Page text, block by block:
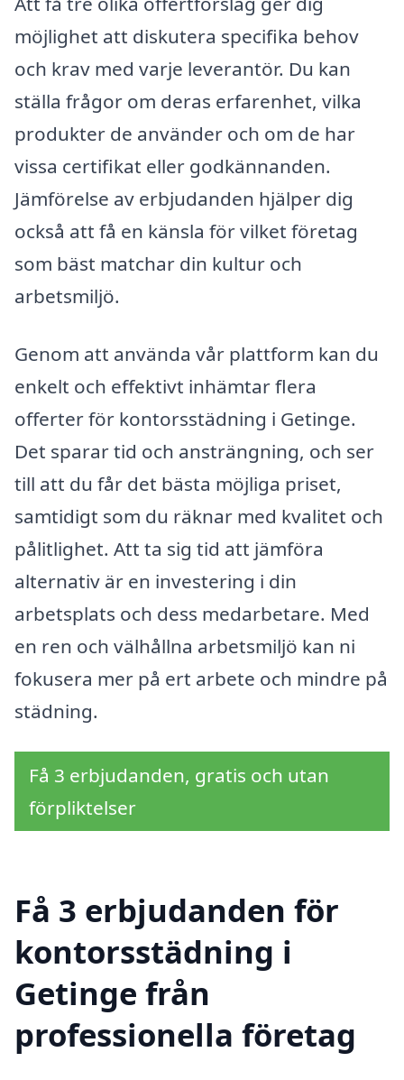
möjlighet att diskutera specifika behov
och krav med varje leverantör. Du kan
ställa frågor om deras erfarenhet, vilka
produkter de använder och om de har
vissa certifikat eller godkännanden.
Jämförelse av erbjudanden hjälper dig
också att få en känsla för vilket företag
som bäst matchar din kultur och
arbetsmiljö.
Genom att använda vår plattform kan du
enkelt och effektivt inhämtar flera
offerter för kontorsstädning i Getinge.
Det sparar tid och ansträngning, och ser
till att du får det bästa möjliga priset,
samtidigt som du räknar med kvalitet och
pålitlighet. Att ta sig tid att jämföra
alternativ är en investering i din
arbetsplats och dess medarbetare. Med
en ren och välhållna arbetsmiljö kan ni
fokusera mer på ert arbete och mindre på
städning.
Få 3 erbjudanden, gratis och utan
förpliktelser
Få 3 erbjudanden för
kontorsstädning i
Getinge från
professionella företag